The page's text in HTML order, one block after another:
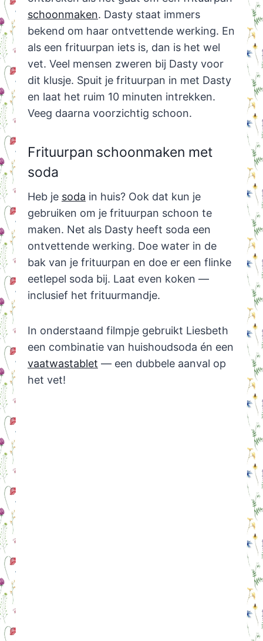
schoonmaken. Dasty staat immers
bekend om haar ontvettende werking. En
als een frituurpan iets is, dan is het wel
vet. Veel mensen zweren bij Dasty voor
dit klusje. Spuit je frituurpan in met Dasty
en laat het ruim 10 minuten intrekken.
Veeg daarna voorzichtig schoon.
Frituurpan schoonmaken met
soda
Heb je soda in huis? Ook dat kun je
gebruiken om je frituurpan schoon te
maken. Net als Dasty heeft soda een
ontvettende werking. Doe water in de
bak van je frituurpan en doe er een flinke
eetlepel soda bij. Laat even koken —
inclusief het frituurmandje.
In onderstaand filmpje gebruikt Liesbeth
een combinatie van huishoudsoda én een
vaatwastablet — een dubbele aanval op
het vet!